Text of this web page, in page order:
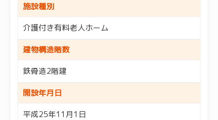
施設種別
介護付き有料老人ホーム
建物構造階数
鉄骨造2階建
開設年月日
平成25年11月1日